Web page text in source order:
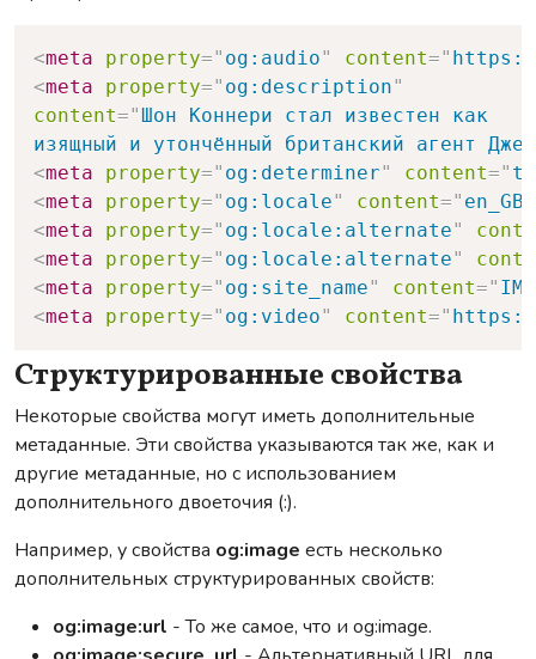
<meta property=" og:audio" content=" https://
<meta property=" og:description"
content="Шон Коннери стал известен как
изящный и утончённый британский агент
<meta property=" og:determiner" content="
<meta property=" og:locale" content=" en_GB
<meta property=" og:locale:alternate"
<meta property=" og:locale:alternate"
<meta property=" og:site_name" content="
<meta property=" og:video" content="
Copy
Структурированные свойства
Некоторые свойства могут иметь дополнительные
метаданные. Эти свойства указываются так же, как и
другие метаданные, но с использованием
дополнительного двоеточия (:).
Например, у свойства og:image есть несколько
дополнительных структурированных свойств:
og:image:url - То же самое, что и og:image.